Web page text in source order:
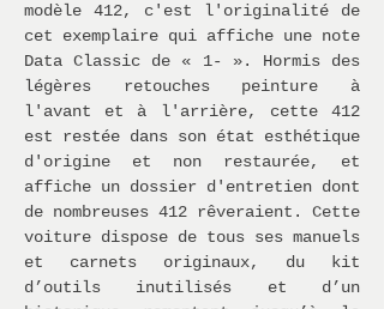
modèle 412, c'est l'originalité de
cet exemplaire qui affiche une note
Data Classic de « 1- ». Hormis des
légères retouches peinture à
l'avant et à l'arrière, cette 412
est restée dans son état esthétique
d'origine et non restaurée, et
affiche un dossier d'entretien dont
de nombreuses 412 rêveraient. Cette
voiture dispose de tous ses manuels
et carnets originaux, du kit
d’outils inutilisés et d’un